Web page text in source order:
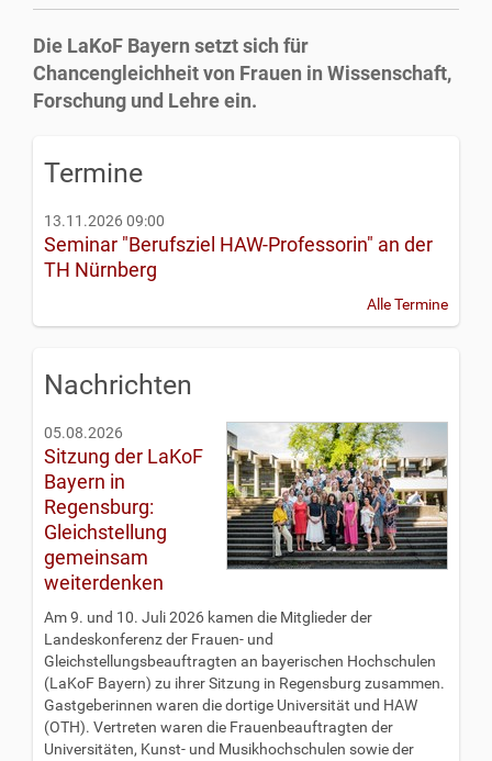
Die LaKoF Bayern setzt sich für
Chancengleichheit von Frauen in Wissenschaft,
Forschung und Lehre ein.
Termine
13.11.2026 09:00
Seminar "Berufsziel HAW-Professorin" an der
TH Nürnberg
Alle Termine
Nachrichten
05.08.2026
Sitzung der LaKoF
Bayern in
Regensburg:
Gleichstellung
gemeinsam
weiterdenken
Am 9. und 10. Juli 2026 kamen die Mitglieder der
Landeskonferenz der Frauen- und
Gleichstellungsbeauftragten an bayerischen Hochschulen
(LaKoF Bayern) zu ihrer Sitzung in Regensburg zusammen.
Gastgeberinnen waren die dortige Universität und HAW
(OTH). Vertreten waren die Frauenbeauftragten der
Universitäten, Kunst- und Musikhochschulen sowie der